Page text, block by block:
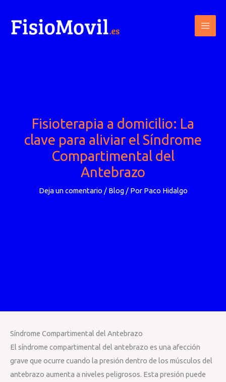
contenido
Fisioterapia a domicilio: La
clave para aliviar el Síndrome
Compartimental del
Antebrazo
Deja un comentario / Blog/ Por Paco Hidalgo
Síndrome Compartimental del Antebrazo
El síndrome compartimental del antebrazo es una afección
grave que ocurre cuando la presión dentro de los músculos del
antebrazo aumenta a niveles peligrosos. Esta presión puede